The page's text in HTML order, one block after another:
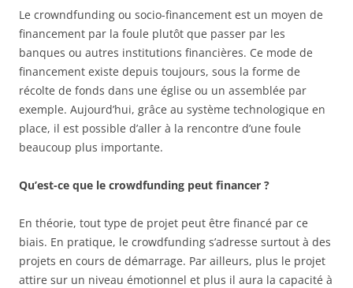
Le crowndfunding ou socio-financement est un moyen de
financement par la foule plutôt que passer par les
banques ou autres institutions financières. Ce mode de
financement existe depuis toujours, sous la forme de
récolte de fonds dans une église ou un assemblée par
exemple. Aujourd’hui, grâce au système technologique en
place, il est possible d’aller à la rencontre d’une foule
beaucoup plus importante.
Qu’est-ce que le crowdfunding peut financer ?
En théorie, tout type de projet peut être financé par ce
biais. En pratique, le crowdfunding s’adresse surtout à des
projets en cours de démarrage. Par ailleurs, plus le projet
attire sur un niveau émotionnel et plus il aura la capacité à